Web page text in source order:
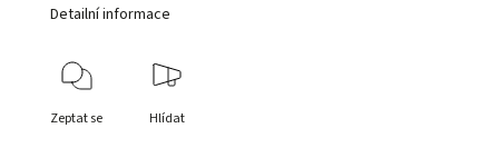
Detailní informace
Zeptat se Hlídat